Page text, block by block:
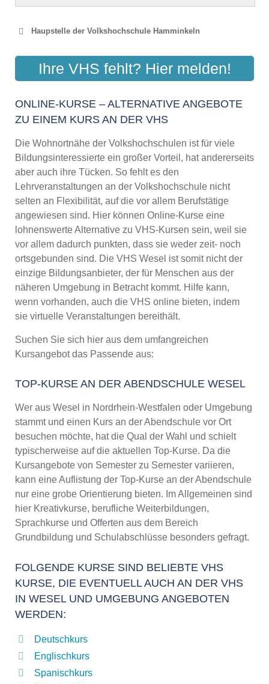
Haupstelle der Volkshochschule Hamminkeln
AKADEMIE KLAUSENHOF
GGMBH
Aktualisiert: August 2021
Ihre VHS fehlt? Hier melden!
ONLINE-KURSE – ALTERNATIVE ANGEBOTE
ZU EINEM KURS AN DER VHS
Die Wohnortnähe der Volkshochschulen ist für viele
Bildungsinteressierte ein großer Vorteil, hat andererseits
aber auch ihre Tücken. So fehlt es den
Lehrveranstaltungen an der Volkshochschule nicht
selten an Flexibilität, auf die vor allem Berufstätige
angewiesen sind. Hier können Online-Kurse eine
lohnenswerte Alternative zu VHS-Kursen sein, weil sie
vor allem dadurch punkten, dass sie weder zeit- noch
ortsgebunden sind. Die VHS Wesel ist somit nicht der
einzige Bildungsanbieter, der für Menschen aus der
näheren Umgebung in Betracht kommt. Hilfe kann,
wenn vorhanden, auch die VHS online bieten, indem
sie virtuelle Veranstaltungen bereithält.
Suchen Sie sich hier aus dem umfangreichen
Kursangebot das Passende aus:
TOP-KURSE AN DER ABENDSCHULE WESEL
Wer aus Wesel in Nordrhein-Westfalen oder Umgebung
stammt und einen Kurs an der Abendschule vor Ort
besuchen möchte, hat die Qual der Wahl und schielt
typischerweise auf die aktuellen Top-Kurse. Da die
Kursangebote von Semester zu Semester variieren,
kann eine Auflistung der Top-Kurse an der Abendschule
nur eine grobe Orientierung bieten. Im Allgemeinen sind
hier Kreativkurse, berufliche Weiterbildungen,
Sprachkurse und Offerten aus dem Bereich
Grundbildung und Schulabschlüsse besonders gefragt.
FOLGENDE KURSE SIND BELIEBTE VHS
KURSE, DIE EVENTUELL AUCH AN DER VHS
IN WESEL UND UMGEBUNG ANGEBOTEN
WERDEN:
Deutschkurs
Englischkurs
Spanischkurs